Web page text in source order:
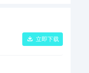
立即下载